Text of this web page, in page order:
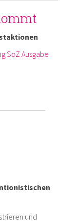
SoZ Ausgabe
und